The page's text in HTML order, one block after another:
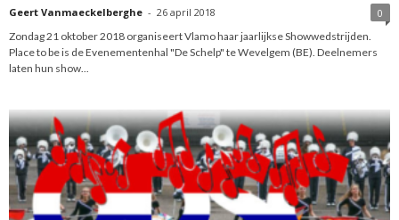
Geert Vanmaeckelberghe - 26 april 2018
0
Zondag 21 oktober 2018 organiseert Vlamo haar jaarlijkse Showwedstrijden.
Place to be is de Evenementenhal "De Schelp" te Wevelgem (BE). Deelnemers
laten hun show...